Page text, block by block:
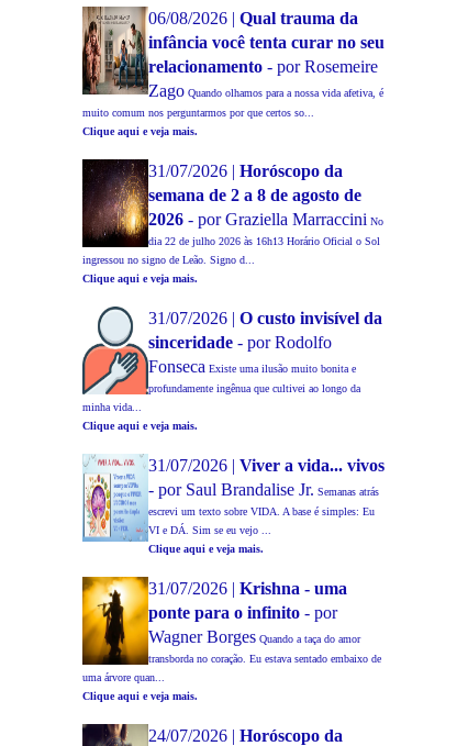
06/08/2026 | Qual trauma da
infância você tenta curar no seu
relacionamento - por Rosemeire
Zago Quando olhamos para a nossa vida afetiva, é
muito comum nos perguntarmos por que certos so...
Clique aqui e veja mais.
31/07/2026 | Horóscopo da
semana de 2 a 8 de agosto de
2026 - por Graziella Marraccini No
dia 22 de julho 2026 às 16h13 Horário Oficial o Sol
ingressou no signo de Leão. Signo d...
Clique aqui e veja mais.
31/07/2026 | O custo invisível da
sinceridade - por Rodolfo
Fonseca Existe uma ilusão muito bonita e
profundamente ingênua que cultivei ao longo da
minha vida...
Clique aqui e veja mais.
31/07/2026 | Viver a vida... vivos
- por Saul Brandalise Jr. Semanas atrás
escrevi um texto sobre VIDA. A base é simples: Eu
VI e DÁ. Sim se eu vejo ...
Clique aqui e veja mais.
31/07/2026 | Krishna - uma
ponte para o infinito - por
Wagner Borges Quando a taça do amor
transborda no coração. Eu estava sentado embaixo de
uma árvore quan...
Clique aqui e veja mais.
24/07/2026 | Horóscopo da